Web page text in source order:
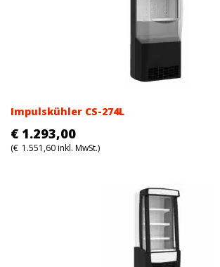
Impulskühler CS-274L
€ 1.293,00
(€ 1.551,60inkl. MwSt.)